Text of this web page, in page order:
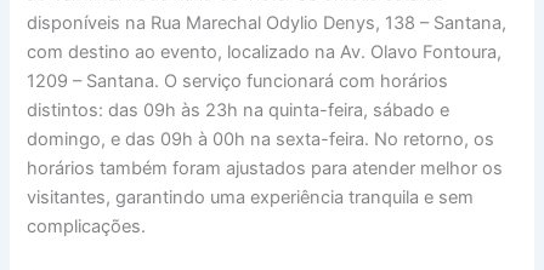
disponíveis na Rua Marechal Odylio Denys, 138 – Santana,
com destino ao evento, localizado na Av. Olavo Fontoura,
1209 – Santana. O serviço funcionará com horários
distintos: das 09h às 23h na quinta-feira, sábado e
domingo, e das 09h à 00h na sexta-feira. No retorno, os
horários também foram ajustados para atender melhor os
visitantes, garantindo uma experiência tranquila e sem
complicações.